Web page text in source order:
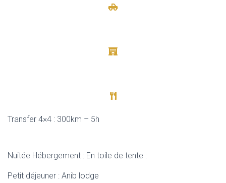
Transfer 4×4 : 300km – 5h
Nuitée Hébergement : En toile de tente :
Petit déjeuner : Anib lodge